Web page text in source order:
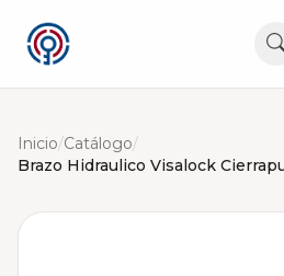
Inicio/Catálogo/